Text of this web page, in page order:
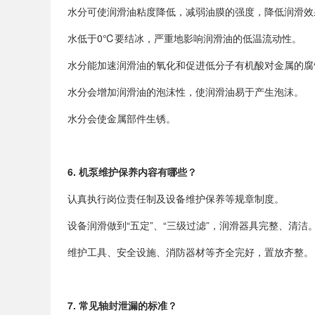
水分可使润滑油粘度降低，减弱油膜的强度，降低润滑效
水低于0℃要结冰，严重地影响润滑油的低温流动性。
水分能加速润滑油的氧化和促进低分子有机酸对金属的腐
水分会增加润滑油的泡沫性，使润滑油易于产生泡沫。
水分会使金属部件生锈。
6. 机泵维护保养内容有哪些？
认真执行岗位责任制及设备维护保养等规章制度。
设备润滑做到“五定”、“三级过滤”，润滑器具完整、清洁。
维护工具、安全设施、消防器材等齐全完好，置放齐整。
7. 常见轴封泄漏的标准？